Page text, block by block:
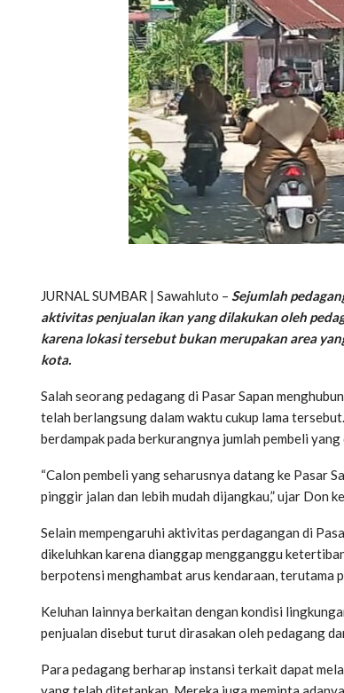
JURNAL SUMBAR | Sawahluto – Sejumlah
aktivitas penjualan ikan yang dilakukan oleh
karena lokasi tersebut bukan merupakan area
kota.
Salah seorang pedagang di Pasar Sapan
telah berlangsung dalam waktu cukup lama
berdampak pada berkurangnya jumlah pembeli
“Calon pembeli yang seharusnya datang ke Pasar
pinggir jalan dan lebih mudah dijangkau,” ujar
Selain mempengaruhi aktivitas perdagangan di
dikeluhkan karena dianggap mengganggu
berpotensi menghambat arus kendaraan, terutama
Keluhan lainnya berkaitan dengan kondisi
penjualan disebut turut dirasakan oleh pedagang
Para pedagang berharap instansi terkait dapat